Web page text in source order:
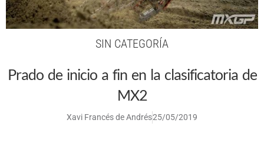
SIN CATEGORÍA
Prado de inicio a fin en la clasificatoria de
MX2
Xavi Francés de Andrés25/05/2019